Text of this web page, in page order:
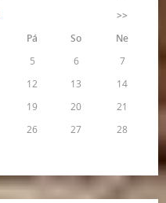
>>
Pá So
Ne
5 6
7
12 13
14
19 20
21
26 27
28